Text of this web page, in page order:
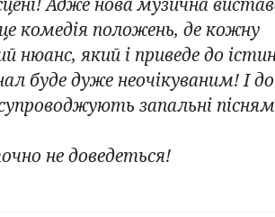
Адже нова музична
це комедія положень, де кожну
нюанс, який і приведе до
буде дуже неочікуваним! І до
запальні
не доведеться!